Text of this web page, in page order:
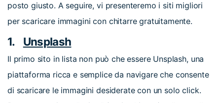
posto giusto. A seguire, vi presenteremo i siti migliori
per scaricare immagini con chitarre gratuitamente.
1. Unsplash
Il primo sito in lista non può che essere Unsplash, una
piattaforma ricca e semplice da navigare che consente
di scaricare le immagini desiderate con un solo click.